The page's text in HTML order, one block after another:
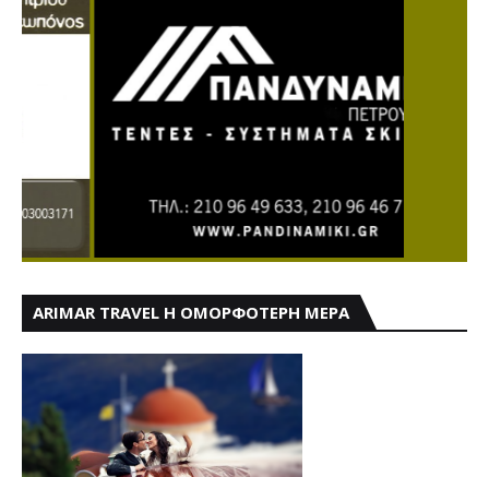
ARIMAR TRAVEL Η ΟΜΟΡΦΟΤΕΡΗ ΜΕΡΑ